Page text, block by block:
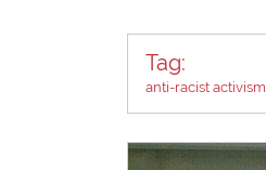
Tag:
anti-racist activism